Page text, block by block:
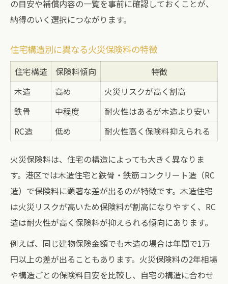
の目安や補償内容の一覧を事前に確認しておくことが、
納得のいく選択につながります。
住宅構造別に異なる火災保険料の特徴
住宅構造 保険料傾向
特徴
木造
高め
火災リスクが高く割高
鉄骨
中程度
耐火性はあるが木造より安い
RC造
低め 耐火性高く保険料抑えられる
火災保険料は、住宅の構造によっても大きく異なりま
す。港区では木造住宅と鉄骨・鉄筋コンクリート造（RC
造）で保険料に顕著な差が出るのが特徴です。木造住宅
は火災リスクが高いため保険料が割高になりやすく、RC
造は耐火性が高く保険料が抑えられる傾向にあります。
例えば、同じ建物保険金額でも木造の場合は年間で1万
円以上の差が出ることもあります。火災保険料の2年相場
や構造ごとの保険料目安を比較し、自宅の構造に合わせ